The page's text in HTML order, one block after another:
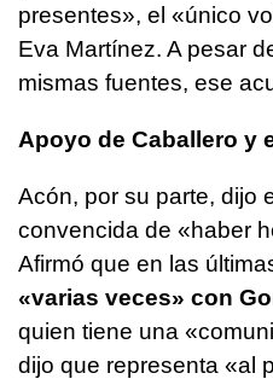
presentes», el «único
Eva Martínez. A pesar
mismas fuentes, ese
Apoyo de Caballero y
Acón, por su parte, dijo
convencida de «haber
Afirmó que en las
«varias veces» con
quien tiene una
dijo que representa «al